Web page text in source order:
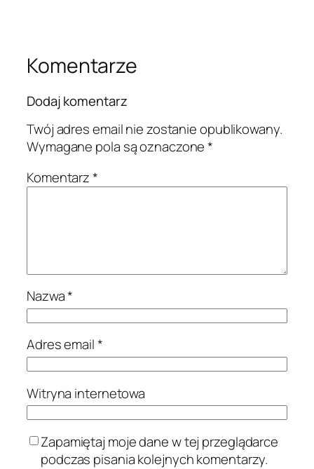
Komentarze
Dodaj komentarz
Twój adres email nie zostanie opublikowany.
Wymagane pola są oznaczone*
Komentarz*
Nazwa*
Adres email*
Witryna internetowa
Zapamiętaj moje dane w tej przeglądarce
podczas pisania kolejnych komentarzy.